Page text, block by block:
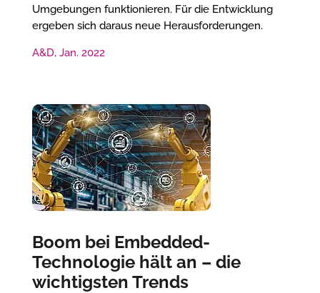
Umgebungen funktionieren. Für die Entwicklung
ergeben sich daraus neue Herausforderungen.
A&D, Jan. 2022
Boom bei Embedded-
Technologie hält an – die
wichtigsten Trends